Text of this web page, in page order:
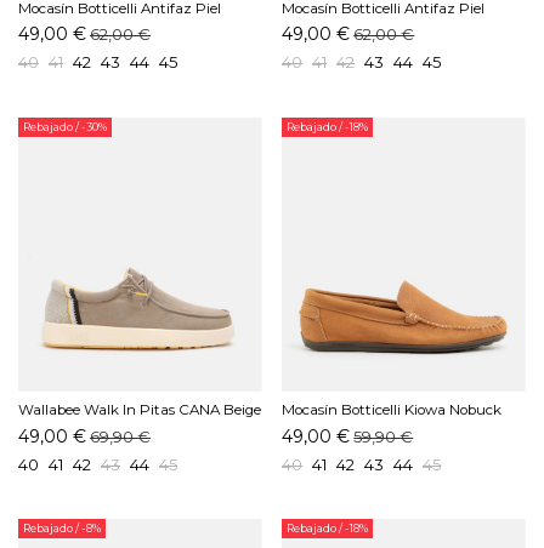
Mocasín Botticelli Antifaz Piel
Negro
49,00 €62,00 €
40 41 42 43 44 45
Mocasín Botticelli Antifaz Piel
Marino
49,00 € 62,00 €
40 41 42 43 44 45
Rebajado/ -30%
Wallabee Walk In Pitas CANA Beige
49,00 €69,90 €
40 41 42 43 44 45
Rebajado/ -18%
Mocasín Botticelli Kiowa Nobuck
Cuero
49,00 € 59,90 €
40 41 42 43 44 45
Rebajado/ -8% Rebajado/ -18%